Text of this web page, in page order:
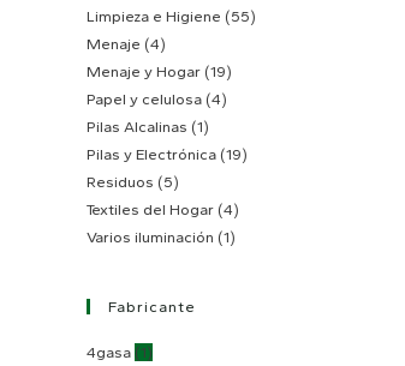
Limpieza e Higiene (55)
Menaje (4)
Menaje y Hogar (19)
Papel y celulosa (4)
Pilas Alcalinas (1)
Pilas y Electrónica (19)
Residuos (5)
Textiles del Hogar (4)
Varios iluminación (1)
Fabricante
4gasa (1)